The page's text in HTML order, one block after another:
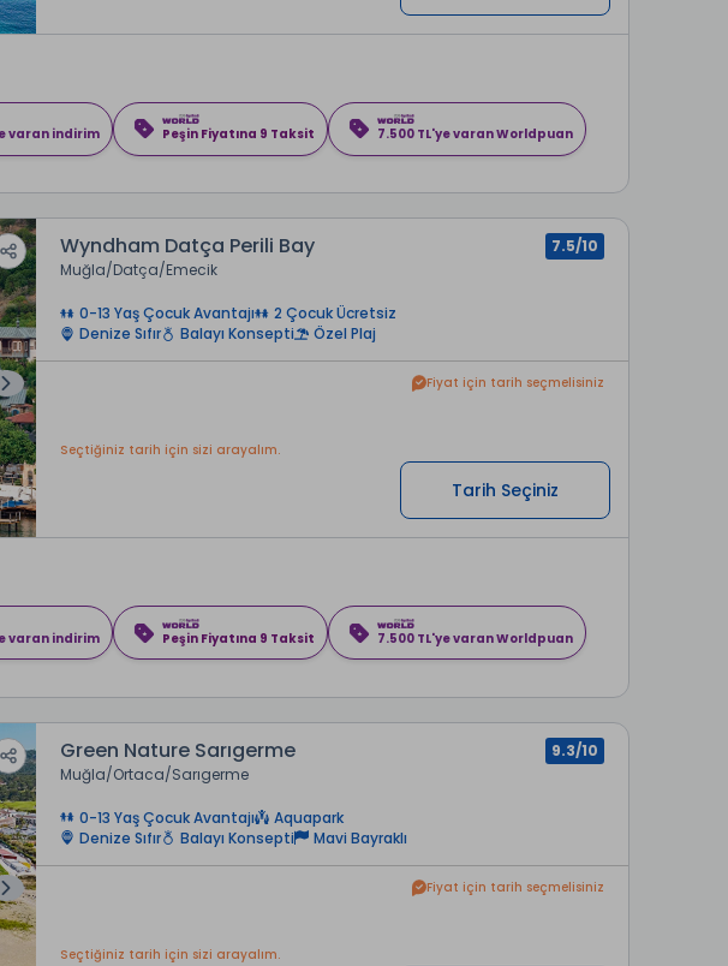
varan indirim Peşin Fiyatına 9 Taksit 7.500 TL'ye varan Worldpuan
Wyndham Datça Perili Bay
Muğla Datça Emecik
0-13 Yaş Çocuk Avantajı
2 Çocuk Ücretsiz
Denize Sıfır
Balayı Konsepti Özel Plaj
7.5/10
Seçtiğiniz tarih için sizi arayalım.
Fiyat için tarih seçmelisiniz
Tarih Seçiniz
varan indirim Peşin Fiyatına 9 Taksit 7.500 TL'ye varan Worldpuan
Green Nature Sarıgerme
Muğla Ortaca Sarıgerme
0-13 Yaş Çocuk Avantajı
Aquapark
Denize Sıfır
Balayı Konsepti Mavi Bayraklı
9.3/10
Seçtiğiniz tarih için sizi arayalım.
Fiyat için tarih seçmelisiniz